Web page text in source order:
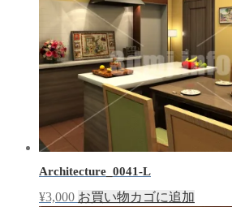
Architecture_0041-L
¥3,000 お買い物カゴに追加